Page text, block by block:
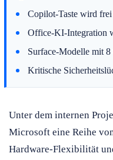
Copilot-Taste wird frei
Office-KI-Integration
Surface-Modelle mit
Kritische
Unter dem internen
Microsoft eine Reihe
Hardware-Flexibilität